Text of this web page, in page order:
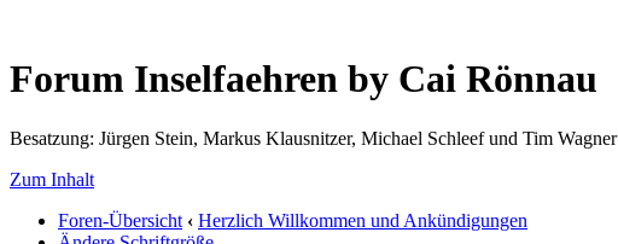
Forum Inselfaehren by Cai Rönnau
Besatzung: Jürgen Stein, Markus Klausnitzer, Michael Schleef und Tim Wagner
Zum Inhalt
Foren-Übersicht ‹ Herzlich Willkommen und Ankündigungen